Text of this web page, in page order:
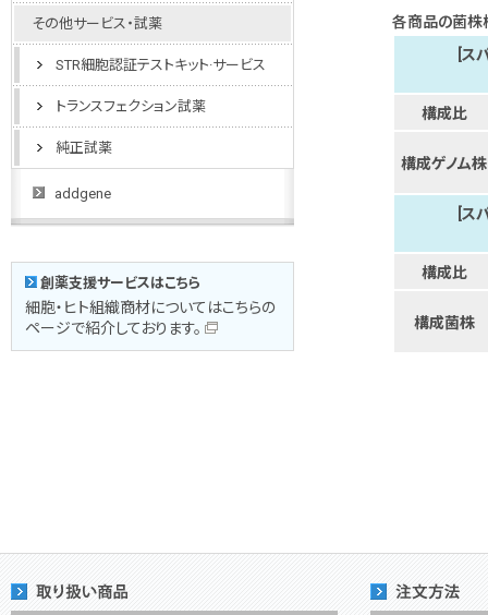
その他サービス・試薬
STR細胞認証テストキット·サービス
トランスフェクション試薬
純正試薬
addgene
創薬支援サービスはこちら
細胞・ヒト組織商材についてはこちらの
ページで紹介しております。
各商品の菌株
[ス
構成比
構成ゲノム株
[ス
構成比
構成菌株